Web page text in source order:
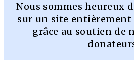
Nous sommes heureux
sur un site entièrement
grâce au soutien de